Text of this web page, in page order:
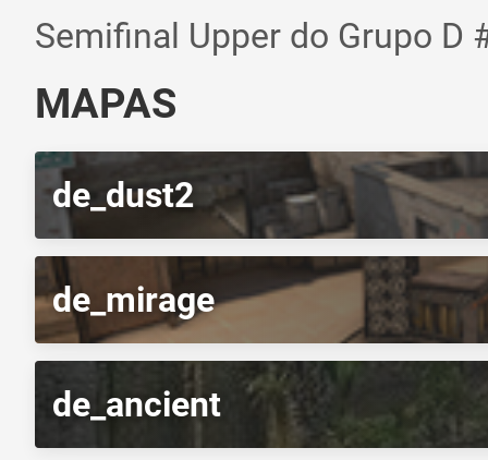
Semifinal Upper do Grupo D
MAPAS
de_dust2
de_mirage
de_ancient